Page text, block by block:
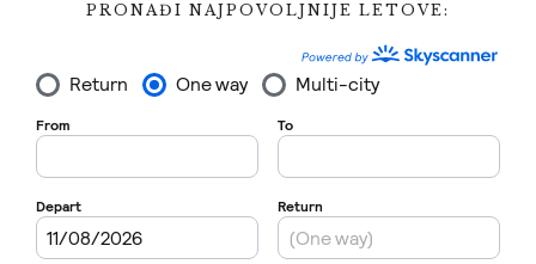
PRONAĐI NAJPOVOLJNIJE LETOVE: